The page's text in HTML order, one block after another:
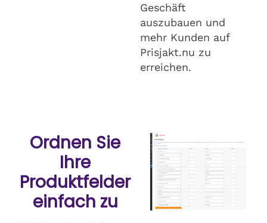
Geschäft
auszubauen und
mehr Kunden auf
Prisjakt.nu zu
erreichen.
Ordnen Sie
Ihre
Produktfelder
einfach zu